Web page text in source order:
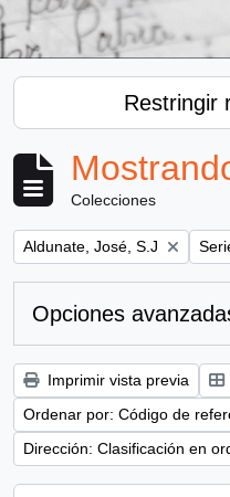
Restringir
Colecciones
Remove filter:
Aldunate, José, S.J
Opciones
Imprimir vista previa
Ordenar por: Código de
Dirección: Clasificación en